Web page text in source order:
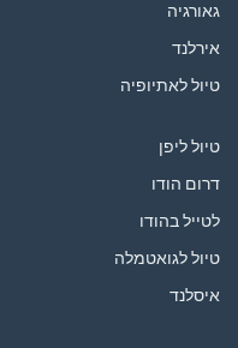
גאורגיה
אירלנד
טיול לאתיופיה
טיול ליפן
דרום הודו
לטייל בהודו
טיול לגואטמלה
איסלנד